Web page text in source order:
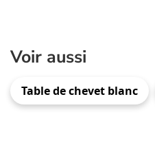
Voir aussi
Table de chevet blanc